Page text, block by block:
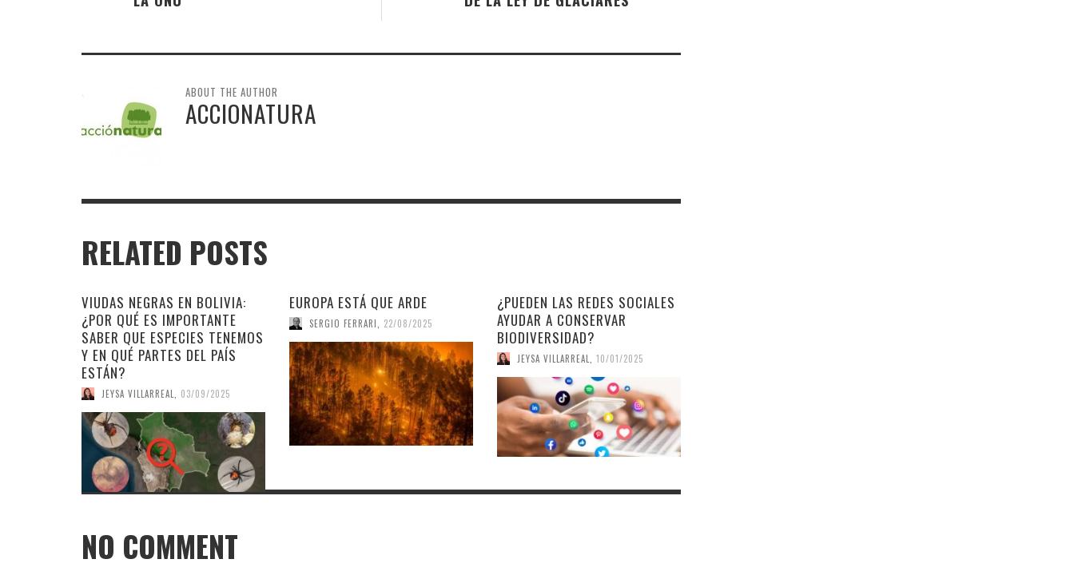
ABOUT THE AUTHOR
ACCIONATURA
RELATED POSTS
VIUDAS NEGRAS EN BOLIVIA:
¿POR QUÉ ES IMPORTANTE
SABER QUE ESPECIES TENEMOS
Y EN QUÉ PARTES DEL PAÍS
ESTÁN?
JEYSA VILLARREAL 03/09/2025
EUROPA ESTÁ QUE ARDE
SERGIO FERRARI 22/08/2025
¿PUEDEN LAS REDES SOCIALES
AYUDAR A CONSERVAR
BIODIVERSIDAD?
JEYSA VILLARREAL 10/01/2025
NO COMMENT